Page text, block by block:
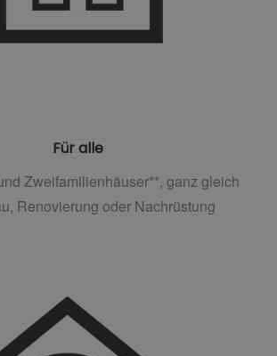
Für alle
Zweifamilienhäuser**, ganz gleich
Renovierung oder Nachrüstung